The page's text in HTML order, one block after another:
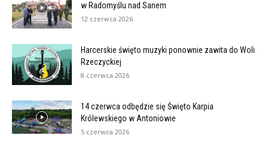
w Radomyślu nad Sanem
12 czerwca 2026
Harcerskie święto muzyki ponownie zawita do Woli
Rzeczyckiej
8 czerwca 2026
14 czerwca odbędzie się Święto Karpia
Królewskiego w Antoniowie
5 czerwca 2026